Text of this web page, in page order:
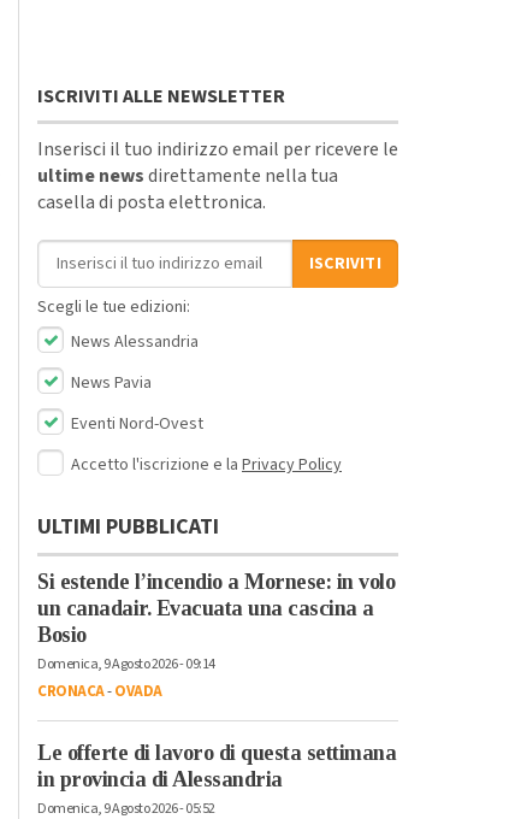
ISCRIVITI ALLE NEWSLETTER
Inserisci il tuo indirizzo email per ricevere le
ultime newsdirettamente nella tua
casella di posta elettronica.
Indirizzo email
ISCRIVITI
Scegli le tue edizioni:
News Alessandria
News Pavia
Eventi Nord-Ovest
Accetto l'iscrizione e la Privacy Policy
ULTIMI PUBBLICATI
Si estende l’incendio a Mornese: in volo
un canadair. Evacuata una cascina a
Bosio
Domenica, 9 Agosto 2026 - 09:14
CRONACA-OVADA
Le offerte di lavoro di questa settimana
in provincia di Alessandria
Domenica, 9 Agosto 2026 - 05:52